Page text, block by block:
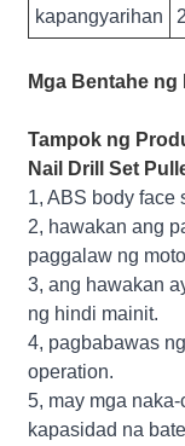
kapangyarihan
Mga Bentahe
Tampok ng
Nail Drill Set
1, ABS body face
2, hawakan ang
paggalaw ng
3, ang hawakan
ng hindi mainit.
4, pagbabawas
operation.
5, may mga
kapasidad na